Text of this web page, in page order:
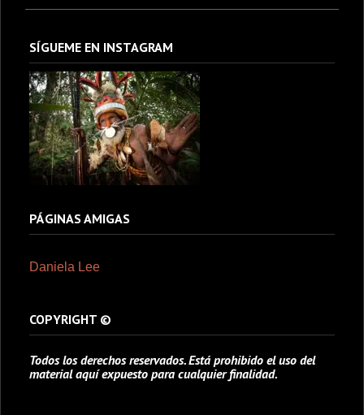
SÍGUEME EN INSTAGRAM
PÁGINAS AMIGAS
Daniela Lee
COPYRIGHT ©
Todos los derechos reservados. Está prohibido el uso del
material aquí expuesto para cualquier finalidad.